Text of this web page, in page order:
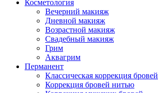
Косметология
Вечерний макияж
Дневной макияж
Возрастной макияж
Свадебный макияж
Грим
Аквагрим
Перманент
Классическая коррекция бровей
Коррекция бровей нитью